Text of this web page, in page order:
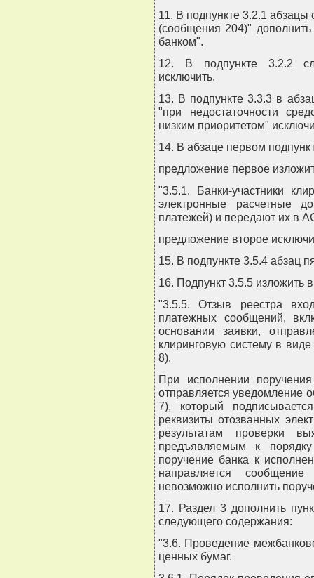
11. В подпункте 3.2.1
(сообщения 204)"
банком".
12. В подпункте 3.2.2
исключить.
13. В подпункте 3.3.3 в
"при недостаточности
низким приоритетом"
14. В абзаце первом
предложение первое
"3.5.1. Банки-участники
электронные расчетные
платежей) и передают их в
предложение второе
15. В подпункте 3.5.4 абзац
16. Подпункт 3.5.5 изложить
"3.5.5. Отзыв реестра
платежных сообщений,
основании заявки,
клиринговую систему в
8).
При исполнении
отправляется уведомление
7), который
реквизиты отозванных
результатам проверки
предъявляемым к
поручение банка к
направляется
невозможно исполнить
17. Раздел 3 дополнить
следующего содержания:
"3.6. Проведение
ценных бумаг.